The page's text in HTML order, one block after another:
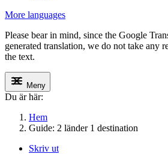
More languages
Please bear in mind, since the Google
generated translation, we do not take any
the text.
Meny
Du är här:
Hem
Guide: 2 länder 1 destination
Skriv ut